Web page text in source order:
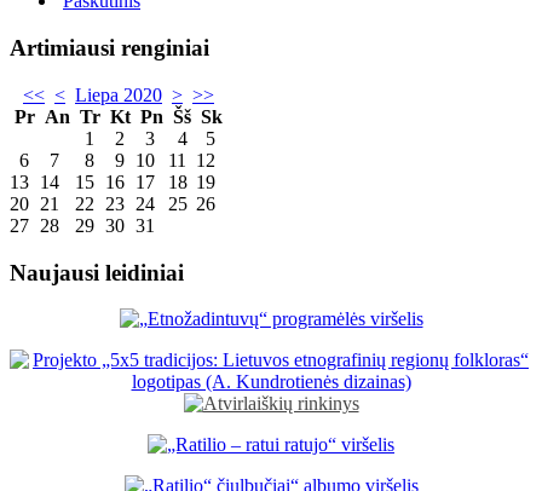
Artimiausi renginiai
<< < Liepa 2020 > >>
Pr An Tr Kt Pn Šš Sk
1
2 3 4
5
6
7 8 9 10 11
12
13 14 15 16 17 18 19
20 21 22 23 24 25 26
27 28 29 30 31
Naujausi leidiniai